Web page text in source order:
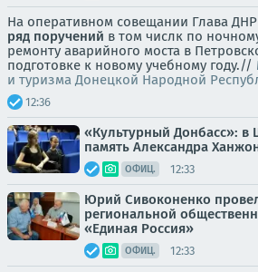
На оперативном совещании Глава
ряд поручений в том числк по
ремонту аварийного моста в
подготовке к новому учебному году.//
и туризма Донецкой Народной
12:36
«Культурный Донбасс»: в
память Александра
ОФИЦ. 12:33
Юрий Сивоконенко
региональной
«Единая Россия»
ОФИЦ. 12:33